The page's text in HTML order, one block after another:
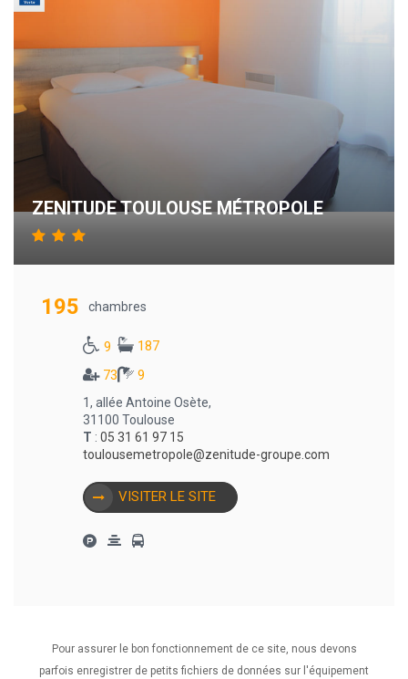
ZENITUDE TOULOUSE MÉTROPOLE
195 chambres
9
187
73
9
1, allée Antoine Osète,
31100 Toulouse
T : 05 31 61 97 15
toulousemetropole@zenitude-groupe.com
VISITER LE SITE
Pour assurer le bon fonctionnement de ce site, nous devons
parfois enregistrer de petits fichiers de données sur l'équipement